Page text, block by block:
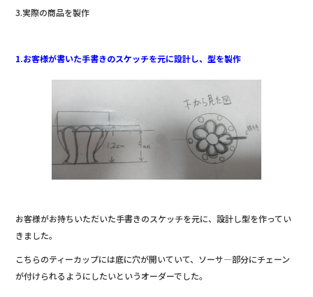
3.実際の商品を製作
1.お客様が書いた手書きのスケッチを元に設計し、型を製作
お客様がお持ちいただいた手書きのスケッチを元に、設計し型を作ってい
きました。
こちらのティーカップには底に穴が開いていて、ソーサ―部分にチェーン
が付けられるようにしたいというオーダーでした。